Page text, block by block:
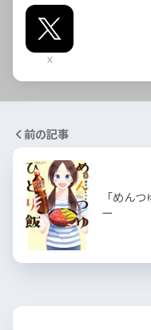
X
前の記事
「めん
ー